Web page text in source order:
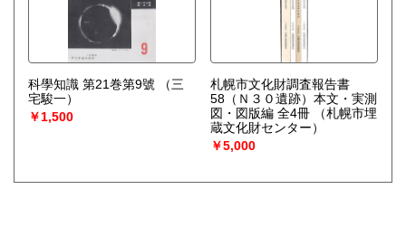
科學知識 第21巻第9號
（三
宅駿一）
￥1,500
札幌市文化財調査報告書
58（Ｎ３０遺跡）本文・実測
図・図版編 全4冊
（札幌市埋
蔵文化財センター）
￥5,000